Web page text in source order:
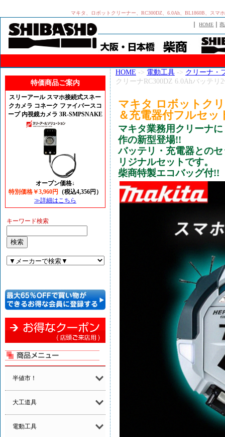
マキタ、ロボットクリーナー、RC300DZ、6.0Ah、BL1860B、ス
｜HOME ｜
特価商品ご案内
スリーアール スマホ接続式スネー
クカメラ コネーク ファイバースコ
ープ 内視鏡カメラ 3R-SMPSNAKE
オープン価格↓
特別価格￥3,960円
（税込4,356円）
≫詳細はこちら
キーワード検索
半値市！
大工道具
電動工具
HOME -> 電動工具 -> クリーナ・
クリーナRC300DZ 6.0Ahバッテ
マキタ ロボットク
＆充電器付フルセ
マキタ業務用クリーナ
作の新型登場!!
バッテリ・充電器との
リジナルセットです。
柴商特製エコバッグ付!!